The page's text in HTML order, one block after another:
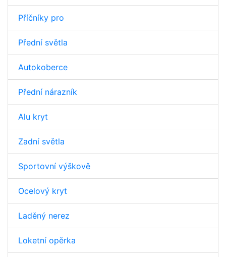
Příčníky pro
Přední světla
Autokoberce
Přední nárazník
Alu kryt
Zadní světla
Sportovní výškově
Ocelový kryt
Laděný nerez
Loketní opěrka